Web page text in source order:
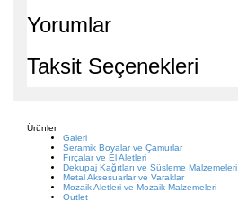
Yorumlar
Taksit Seçenekleri
Ürünler
Galeri
Seramik Boyalar ve Çamurlar
Fırçalar ve El Aletleri
Dekupaj Kağıtları ve Süsleme Malzemeleri
Metal Aksesuarlar ve Varaklar
Mozaik Aletleri ve Mozaik Malzemeleri
Outlet